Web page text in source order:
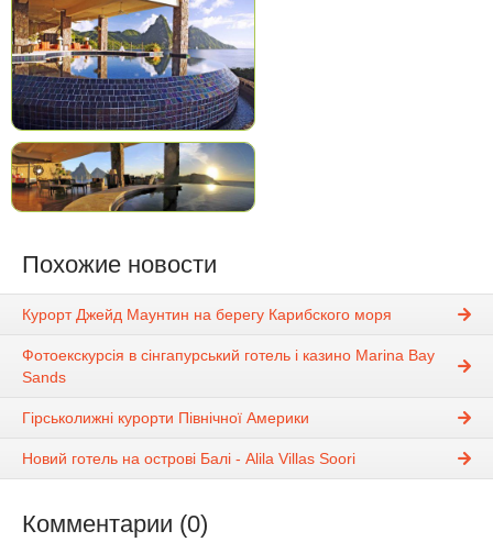
Похожие новости
Курорт Джейд Маунтин на берегу Карибского моря
Фотоекскурсія в сінгапурський готель і казино Marina Bay
Sands
Гірськолижні курорти Північної Америки
Новий готель на острові Балі - Alila Villas Soori
Комментарии (0)